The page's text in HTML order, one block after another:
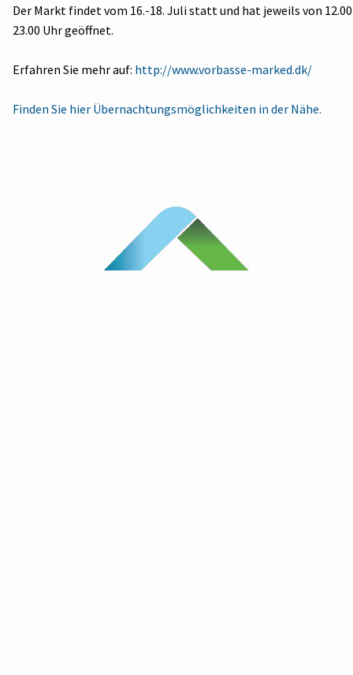
Der Markt findet vom 16.-18. Juli statt und hat jeweils von
23.00 Uhr geöffnet.
Erfahren Sie mehr auf: http://www.vorbasse-marked.dk/
Finden Sie hier Übernachtungsmöglichkeiten in der Nähe.